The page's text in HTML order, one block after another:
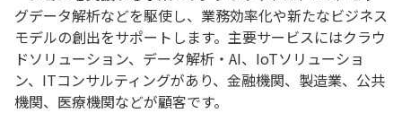
グデータ解析などを駆使し、業務効率化や新たなビジネス
モデルの創出をサポートします。主要サービスにはクラウ
ドソリューション、データ解析・AI、IoTソリューショ
ン、ITコンサルティングがあり、金融機関、製造業、公共
機関、医療機関などが顧客です。